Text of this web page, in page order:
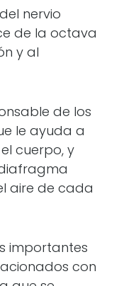
nervio
de la octava
y al
de los
le ayuda a
cuerpo, y
aire de cada
importantes
con